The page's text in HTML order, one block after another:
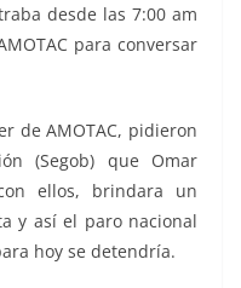
desde las 7:00 am
para conversar
de AMOTAC, pidieron
(Segob) que Omar
ellos, brindara un
y así el paro nacional
hoy se detendría.